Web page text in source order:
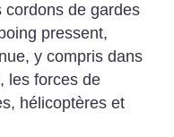
cordons de gardes
pressent,
y compris dans
les forces de
hélicoptères et